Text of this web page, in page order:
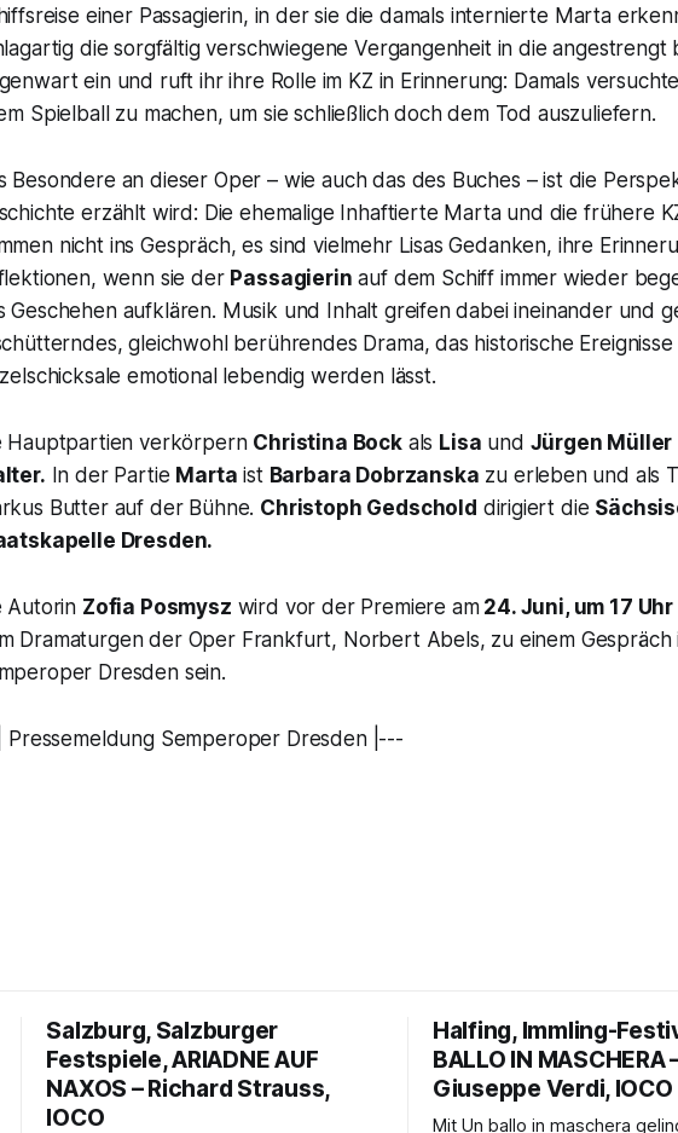
einer Passagierin, in der sie die damals internierte Marta
die sorgfältig verschwiegene Vergangenheit in die angestrengt
ein und ruft ihr ihre Rolle im KZ in Erinnerung: Damals
Spielball zu machen, um sie schließlich doch dem Tod auszuliefern.
Besondere an dieser Oper – wie auch das des Buches – ist die
erzählt wird: Die ehemalige Inhaftierte Marta und die frühere
nicht ins Gespräch, es sind vielmehr Lisas Gedanken, ihre
wenn sie der Passagierin auf dem Schiff immer wieder
Geschehen aufklären. Musik und Inhalt greifen dabei ineinander und
gleichwohl berührendes Drama, das historische
emotional lebendig werden lässt.
Hauptpartien verkörpern Christina Bockals Lisa und Jürgen Müller
In der Partie Marta ist Barbara Dobrzanska zu erleben und als
Butter auf der Bühne. Christoph Gedschold dirigiert die
Dresden.
Autorin Zofia Posmysz wird vor der Premiere am24. Juni, um 17 Uhr
Dramaturgen der Oper Frankfurt, Norbert Abels, zu einem Gespräch
Dresden sein.
Pressemeldung Semperoper Dresden |---
Salzburg, Salzburger
Festspiele, ARIADNE AUF
NAXOS – Richard Strauss,
IOCO
Halfing, Immling-
BALLO IN MASCHERA
Giuseppe Verdi, IOCO
Mit Un ballo in maschera